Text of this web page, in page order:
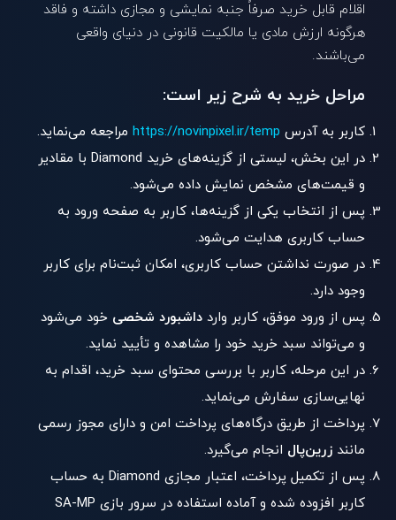
اقلام قابل خرید صرفاً جنبه نمایشی و مجازی داشته و فاقد
هرگونه ارزش مادی یا مالکیت قانونی در دنیای واقعی
می‌باشند.
مراحل خرید به شرح زیر است:
کاربر به آدرس https://novinpixel.ir/temp مراجعه می‌نماید.
در این بخش، لیستی از گزینه‌های خرید Diamond با مقادیر
و قیمت‌های مشخص نمایش داده می‌شود.
پس از انتخاب یکی از گزینه‌ها، کاربر به صفحه ورود به
حساب کاربری هدایت می‌شود.
در صورت نداشتن حساب کاربری، امکان ثبت‌نام برای کاربر
وجود دارد.
پس از ورود موفق، کاربر وارد داشبورد شخصی خود می‌شود
و می‌تواند سبد خرید خود را مشاهده و تأیید نماید.
در این مرحله، کاربر با بررسی محتوای سبد خرید، اقدام به
نهایی‌سازی سفارش می‌نماید.
پرداخت از طریق درگاه‌های پرداخت امن و دارای مجوز رسمی
مانند زرین‌پال انجام می‌گیرد.
پس از تکمیل پرداخت، اعتبار مجازی Diamond به حساب
کاربر افزوده شده و آماده استفاده در سرور بازی SA-MP